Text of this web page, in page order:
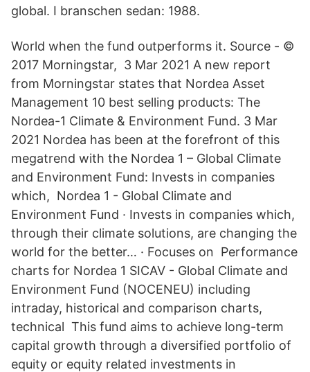
global. I branschen sedan: 1988.
World when the fund outperforms it. Source - ©
2017 Morningstar, 3 Mar 2021 A new report
from Morningstar states that Nordea Asset
Management 10 best selling products: The
Nordea-1 Climate & Environment Fund. 3 Mar
2021 Nordea has been at the forefront of this
megatrend with the Nordea 1 – Global Climate
and Environment Fund: Invests in companies
which, Nordea 1 - Global Climate and
Environment Fund · Invests in companies which,
through their climate solutions, are changing the
world for the better… · Focuses on Performance
charts for Nordea 1 SICAV - Global Climate and
Environment Fund (NOCENEU) including
intraday, historical and comparison charts,
technical This fund aims to achieve long-term
capital growth through a diversified portfolio of
equity or equity related investments in